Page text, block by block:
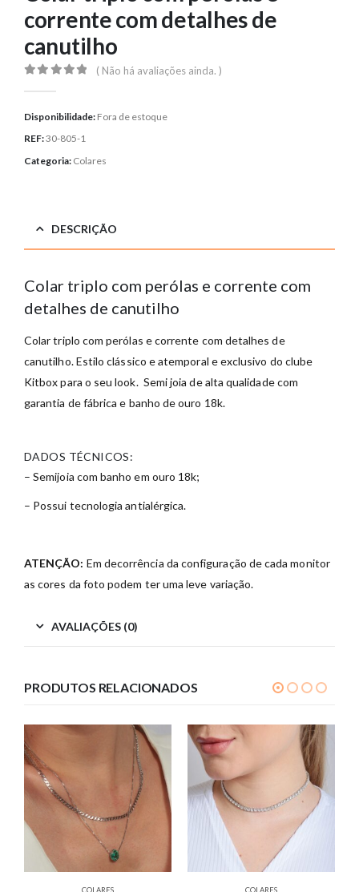
corrente com detalhes de
canutilho
( Não há avaliações ainda. )
Disponibilidade: Fora de estoque
REF:30-805-1
Categoria: Colares
DESCRIÇÃO
Colar triplo com perólas e corrente com
detalhes de canutilho
Colar triplo com perólas e corrente com detalhes de
canutilho. Estilo clássico e atemporal e exclusivo do clube
Kitbox para o seu look. Semi joia de alta qualidade com
garantia de fábrica e banho de ouro 18k.
DADOS TÉCNICOS:
– Semijoia com banho em ouro 18k;
– Possui tecnologia antialérgica.
ATENÇÃO: Em decorrência da configuração de cada monitor
as cores da foto podem ter uma leve variação.
AVALIAÇÕES (0)
PRODUTOS RELACIONADOS
COLARES COLARES